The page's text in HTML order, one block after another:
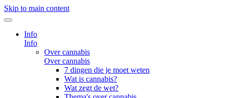
Skip to main content
Info
Info
Over cannabis
Over cannabis
7 dingen die je moet weten
Wat is cannabis?
Wat zegt de wet?